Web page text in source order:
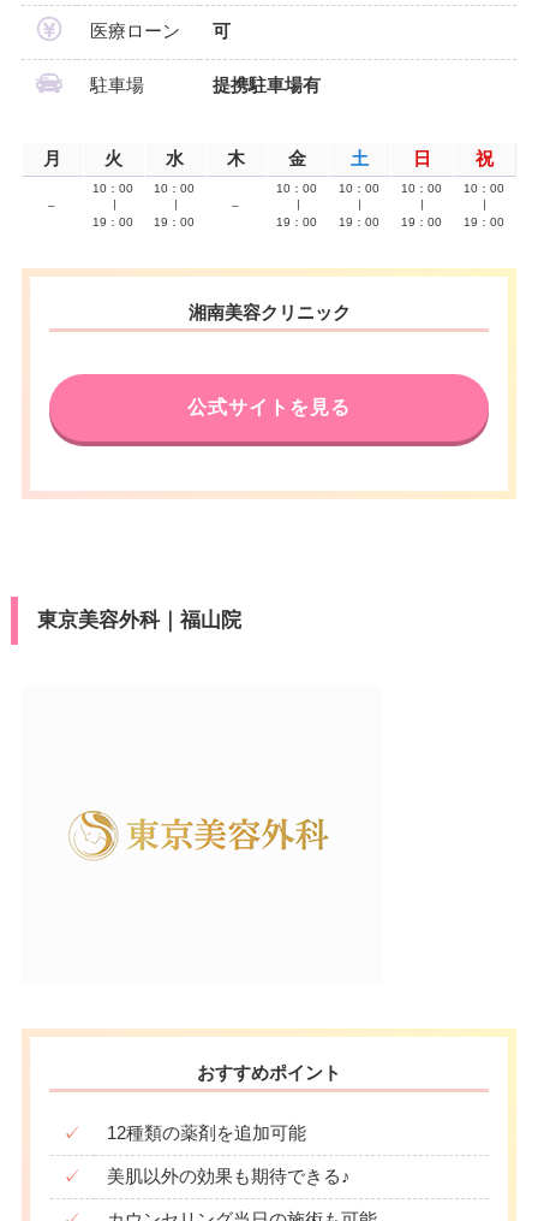
医療ローン 可
駐車場 提携駐車場有
月 火 水 木 金 土 日 祝
–
10：00
19：00
10：00
19：00
–
10：00
19：00
10：00
19：00
10：00
19：00
10：00
19：00
湘南美容クリニック
公式サイトを見る
東京美容外科｜福山院
おすすめポイント
✓ 12種類の薬剤を追加可能
✓ 美肌以外の効果も期待できる♪